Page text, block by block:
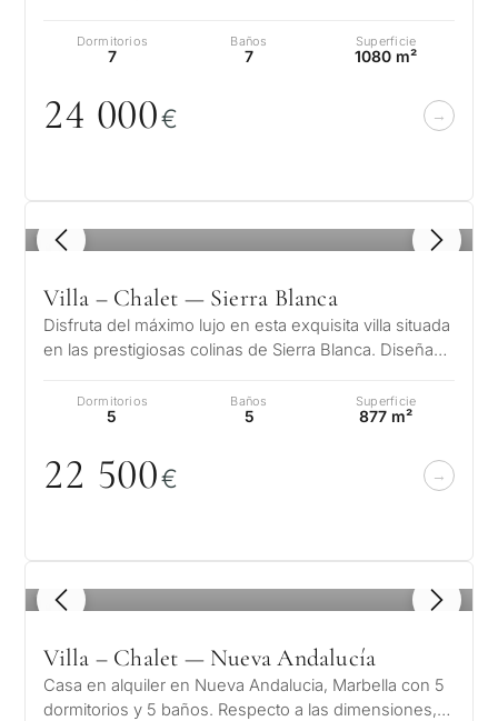
Dormitorios
7
Baños
7
Superficie
1080 m²
24 000€
1 / 8
Villa – Chalet — Sierra Blanca
Disfruta del máximo lujo en esta exquisita villa situada
en las prestigiosas colinas de Sierra Blanca. Diseñada
Dormitorios
5
Baños
5
Superficie
877 m²
22 500€
1 / 8
Villa – Chalet — Nueva Andalucía
Casa en alquiler en Nueva Andalucia, Marbella con 5
dormitorios y 5 baños. Respecto a las dimensiones, la